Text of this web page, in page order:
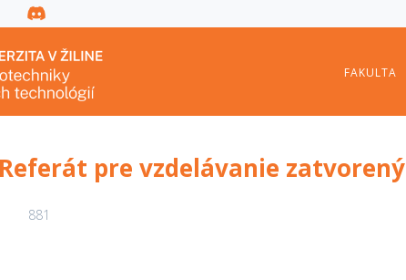
FAKULTA
Referát pre vzdelávanie zatvorený
881